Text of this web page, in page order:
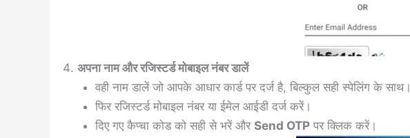
अपना नाम और रजिस्टर्ड मोबाइल नंबर डालें
वही नाम डालें जो आपके आधार कार्ड पर दर्ज है, बिल्कुल सही स्पेलिंग के साथ।
फिर रजिस्टर्ड मोबाइल नंबर या ईमेल आईडी दर्ज करें।
दिए गए कैप्चा कोड को सही से भरें और Send OTPपर क्लिक करें।